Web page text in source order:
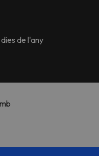
de l'any